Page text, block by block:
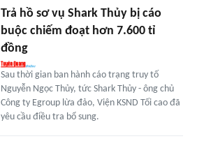
Trả hồ sơ vụ Shark Thủy bị cáo
buộc chiếm đoạt hơn 7.600 tỉ
đồng
Sau thời gian ban hành cáo trạng truy tố
Nguyễn Ngọc Thủy, tức Shark Thủy - ông chủ
Công ty Egroup lừa đảo, Viện KSND Tối cao đã
yêu cầu điều tra bổ sung.